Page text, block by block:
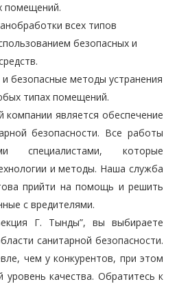
помещений.
всех типов
безопасных и
безопасные методы устранения
типах помещений.
является обеспечение
безопасности. Все работы
специалистами, которые
и методы. Наша служба
прийти на помощь и решить
с вредителями.
Г. Тынды”, вы выбираете
санитарной безопасности.
чем у конкурентов, при этом
качества. Обратитесь к